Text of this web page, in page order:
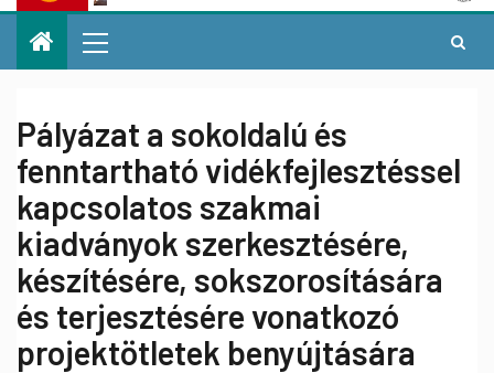
Pályázat a sokoldalú és
fenntartható vidékfejlesztéssel
kapcsolatos szakmai
kiadványok szerkesztésére,
készítésére, sokszorosítására
és terjesztésére vonatkozó
projektötletek benyújtására